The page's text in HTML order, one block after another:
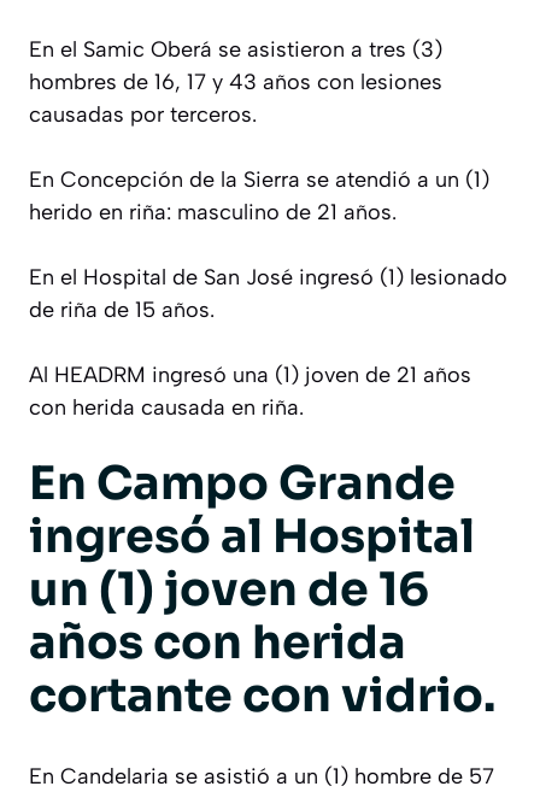
En el Samic Oberá se asistieron a tres (3)
hombres de 16, 17 y 43 años con lesiones
causadas por terceros.
En Concepción de la Sierra se atendió a un (1)
herido en riña: masculino de 21 años.
En el Hospital de San José ingresó (1) lesionado
de riña de 15 años.
Al HEADRM ingresó una (1) joven de 21 años
con herida causada en riña.
En Campo Grande
ingresó al Hospital
un (1) joven de 16
años con herida
cortante con vidrio.
En Candelaria se asistió a un (1) hombre de 57